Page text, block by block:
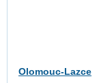
Olomouc-Lazce